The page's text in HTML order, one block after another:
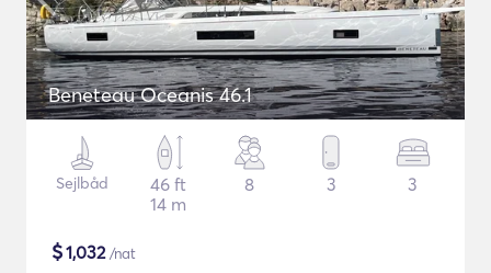
Beneteau Oceanis 46.1
Sejlbåd
46 ft
14 m
8 3 3
$1,032/nat